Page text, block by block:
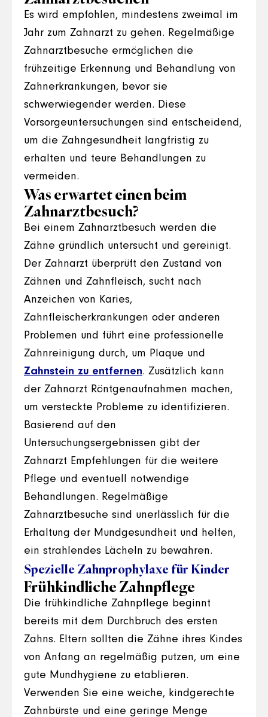
Es wird empfohlen, mindestens zweimal im
Jahr zum Zahnarzt zu gehen. Regelmäßige
Zahnarztbesuche ermöglichen die
frühzeitige Erkennung und Behandlung von
Zahnerkrankungen, bevor sie
schwerwiegender werden. Diese
Vorsorgeuntersuchungen sind entscheidend,
um die Zahngesundheit langfristig zu
erhalten und teure Behandlungen zu
vermeiden.
Was erwartet einen beim
Zahnarztbesuch?
Bei einem Zahnarztbesuch werden die
Zähne gründlich untersucht und gereinigt.
Der Zahnarzt überprüft den Zustand von
Zähnen und Zahnfleisch, sucht nach
Anzeichen von Karies,
Zahnfleischerkrankungen oder anderen
Problemen und führt eine professionelle
Zahnreinigung durch, um Plaque und
Zahnstein zu entfernen. Zusätzlich kann
der Zahnarzt Röntgenaufnahmen machen,
um versteckte Probleme zu identifizieren.
Basierend auf den
Untersuchungsergebnissen gibt der
Zahnarzt Empfehlungen für die weitere
Pflege und eventuell notwendige
Behandlungen. Regelmäßige
Zahnarztbesuche sind unerlässlich für die
Erhaltung der Mundgesundheit und helfen,
ein strahlendes Lächeln zu bewahren.
Spezielle Zahnprophylaxe für Kinder
Frühkindliche Zahnpflege
Die frühkindliche Zahnpflege beginnt
bereits mit dem Durchbruch des ersten
Zahns. Eltern sollten die Zähne ihres Kindes
von Anfang an regelmäßig putzen, um eine
gute Mundhygiene zu etablieren.
Verwenden Sie eine weiche, kindgerechte
Zahnbürste und eine geringe Menge